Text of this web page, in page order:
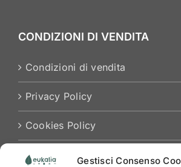
Gestisci Consenso
CONDIZIONI DI VENDITA
Condizioni di vendita
Privacy Policy
Cookies Policy